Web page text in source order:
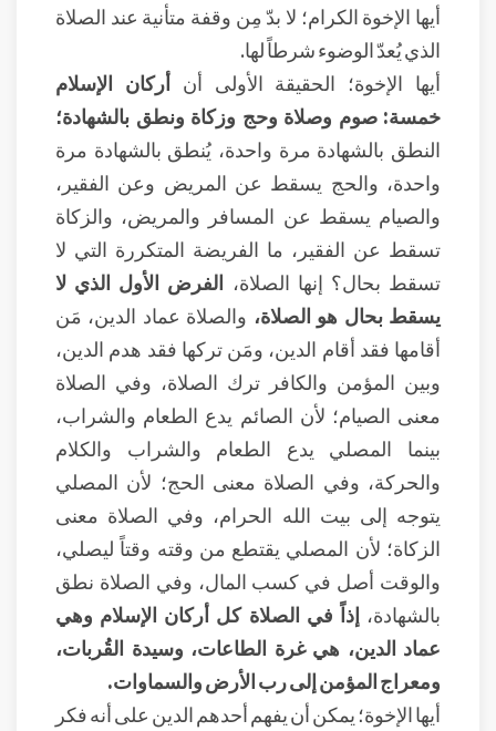
أيها الإخوة الكرام؛ لا بدّ مِن وقفة متأنية عند الصلاة
الذي يُعدّ الوضوء شرطاً لها.
أيها الإخوة؛ الحقيقة الأولى أن أركان الإسلام
خمسة: صوم وصلاة وحج وزكاة ونطق بالشهادة؛
النطق بالشهادة مرة واحدة، يُنطق بالشهادة مرة
واحدة، والحج يسقط عن المريض وعن الفقير،
والصيام يسقط عن المسافر والمريض، والزكاة
تسقط عن الفقير، ما الفريضة المتكررة التي لا
تسقط بحال؟ إنها الصلاة، الفرض الأول الذي لا
يسقط بحال هو الصلاة، والصلاة عماد الدين، مَن
أقامها فقد أقام الدين، ومَن تركها فقد هدم الدين،
وبين المؤمن والكافر ترك الصلاة، وفي الصلاة
معنى الصيام؛ لأن الصائم يدع الطعام والشراب،
بينما المصلي يدع الطعام والشراب والكلام
والحركة، وفي الصلاة معنى الحج؛ لأن المصلي
يتوجه إلى بيت الله الحرام، وفي الصلاة معنى
الزكاة؛ لأن المصلي يقتطع من وقته وقتاً ليصلي،
والوقت أصل في كسب المال، وفي الصلاة نطق
بالشهادة، إذاً في الصلاة كل أركان الإسلام وهي
عماد الدين، هي غرة الطاعات، وسيدة القُربات،
ومعراج المؤمن إلى رب الأرض والسماوات.
أيها الإخوة؛ يمكن أن يفهم أحدهم الدين على أنه فكر